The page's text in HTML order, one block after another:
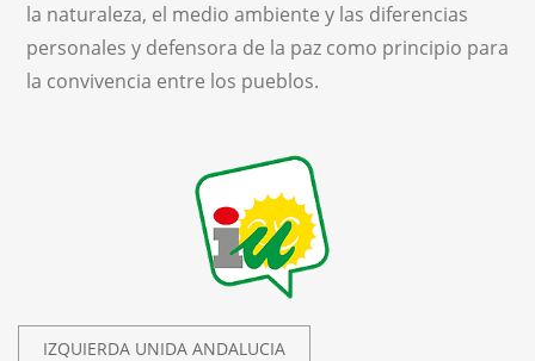
la naturaleza, el medio ambiente y las diferencias
personales y defensora de la paz como principio para
la convivencia entre los pueblos.
IZQUIERDA UNIDA ANDALUCIA